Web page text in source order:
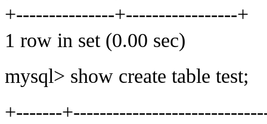
+---------------+-----------------+
1 row in set (0.00 sec)
mysql> show create table test;
+-------